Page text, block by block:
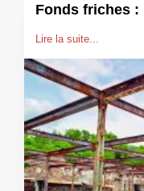
Fonds friches :
Lire la suite...